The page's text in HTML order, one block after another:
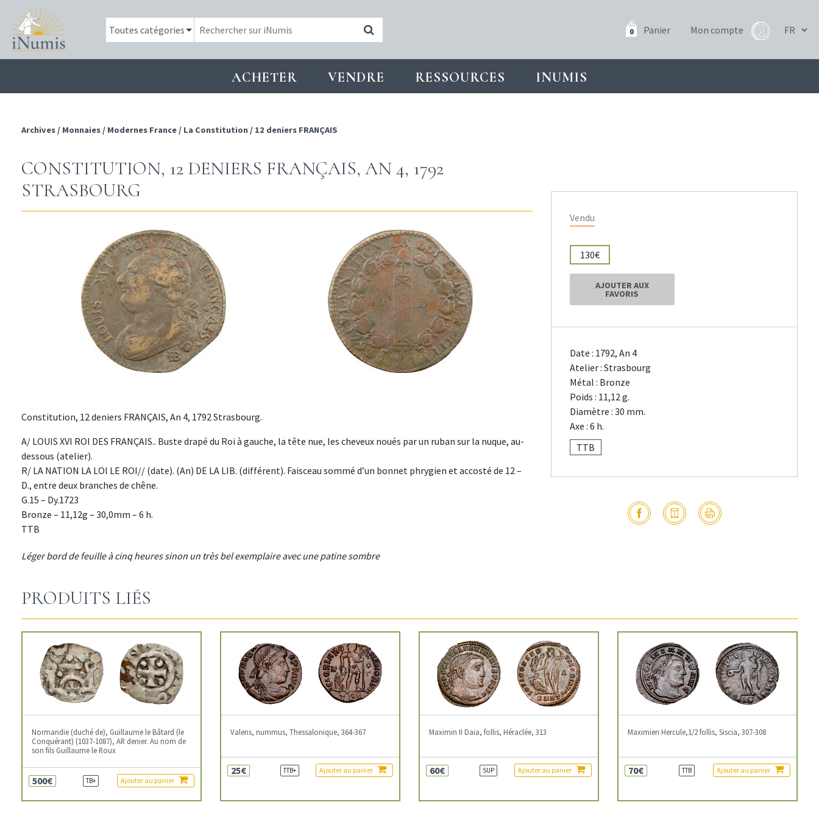
0 Panier Mon compte
ACHETER VENDRE RESSOURCES INUMIS
Archives / Monnaies / Modernes France / La Constitution / 12 deniers FRANÇAIS
CONSTITUTION, 12 DENIERS FRANÇAIS, AN 4, 1792
STRASBOURG
Constitution, 12 deniers FRANÇAIS, An 4, 1792 Strasbourg.
A/ LOUIS XVI ROI DES FRANÇAIS.. Buste drapé du Roi à gauche, la tête nue, les cheveux noués par un ruban sur la nuque, au-
dessous (atelier).
R/ LA NATION LA LOI LE ROI// (date). (An) DE LA LIB. (différent). Faisceau sommé d’un bonnet phrygien et accosté de 12 –
D., entre deux branches de chêne.
G.15 – Dy.1723
Bronze – 11,12g – 30,0mm – 6 h.
TTB
Léger bord de feuille à cinq heures sinon un très bel exemplaire avec une patine sombre
Vendu
130€
AJOUTER AUX
FAVORIS
Date : 1792, An 4
Atelier : Strasbourg
Métal : Bronze
Poids : 11,12 g.
Diamètre : 30 mm.
Axe : 6 h.
TTB
PRODUITS LIÉS
Normandie (duché de), Guillaume le Bâtard (le
Conquérant) (1037-1087), AR denier. Au nom de
son fils Guillaume le Roux
500€ TB+ Ajouter au panier
Valens, nummus, Thessalonique, 364-367
25€ TTB+ Ajouter au panier
Maximin II Daia, follis, Héraclée, 313
60€ SUP Ajouter au panier
Maximien Hercule,1/2 follis, Siscia, 307-308
70€ TTB Ajouter au panier